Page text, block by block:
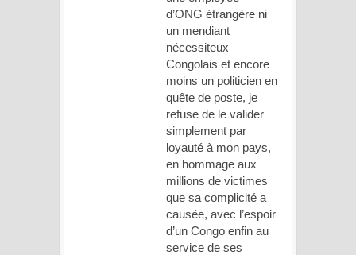
d’ONG étrangère ni
un mendiant
nécessiteux
Congolais et encore
moins un politicien en
quête de poste, je
refuse de le valider
simplement par
loyauté à mon pays,
en hommage aux
millions de victimes
que sa complicité a
causée, avec l’espoir
d’un Congo enfin au
service de ses